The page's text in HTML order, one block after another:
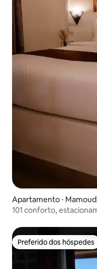
Apartamento ⋅
101 conforto,
Preferido dos hóspedes
Preferido dos hóspedes